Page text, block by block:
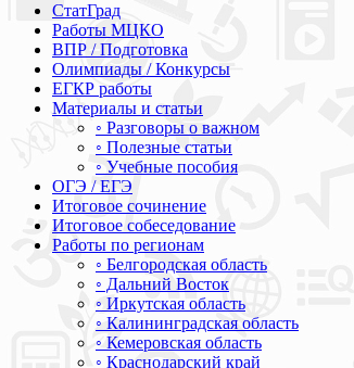
СтатГрад
Работы МЦКО
ВПР / Подготовка
Олимпиады / Конкурсы
ЕГКР работы
Материалы и статьи
◦ Разговоры о важном
◦ Полезные статьи
◦ Учебные пособия
ОГЭ / ЕГЭ
Итоговое сочинение
Итоговое собеседование
Работы по регионам
◦ Белгородская область
◦ Дальний Восток
◦ Иркутская область
◦ Калининградская область
◦ Кемеровская область
◦ Краснодарский край